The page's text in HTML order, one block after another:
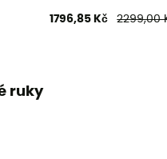
1796,85 Kč 2299,00
ruky